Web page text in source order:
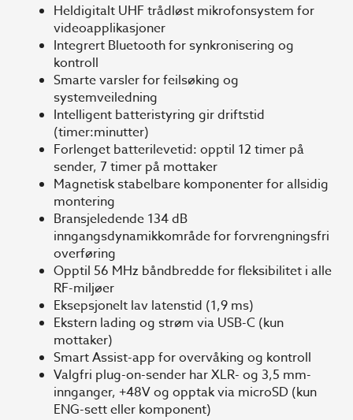
Heldigitalt UHF trådløst mikrofonsystem for
videoapplikasjoner
Integrert Bluetooth for synkronisering og
kontroll
Smarte varsler for feilsøking og
systemveiledning
Intelligent batteristyring gir driftstid
(timer:minutter)
Forlenget batterilevetid: opptil 12 timer på
sender, 7 timer på mottaker
Magnetisk stabelbare komponenter for allsidig
montering
Bransjeledende 134 dB
inngangsdynamikkområde for forvrengningsfri
overføring
Opptil 56 MHz båndbredde for fleksibilitet i alle
RF-miljøer
Eksepsjonelt lav latenstid (1,9 ms)
Ekstern lading og strøm via USB-C (kun
mottaker)
Smart Assist-app for overvåking og kontroll
Valgfri plug-on-sender har XLR- og 3,5 mm-
innganger, +48V og opptak via microSD (kun
ENG-sett eller komponent)